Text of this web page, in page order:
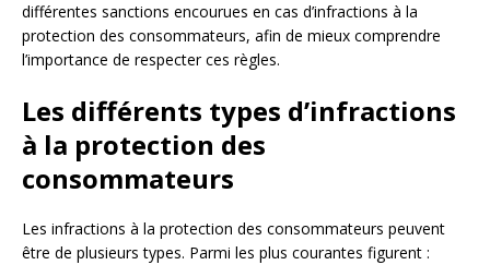
différentes sanctions encourues en cas d’infractions à la
protection des consommateurs, afin de mieux comprendre
l’importance de respecter ces règles.
Les différents types d’infractions
à la protection des
consommateurs
Les infractions à la protection des consommateurs peuvent
être de plusieurs types. Parmi les plus courantes figurent :